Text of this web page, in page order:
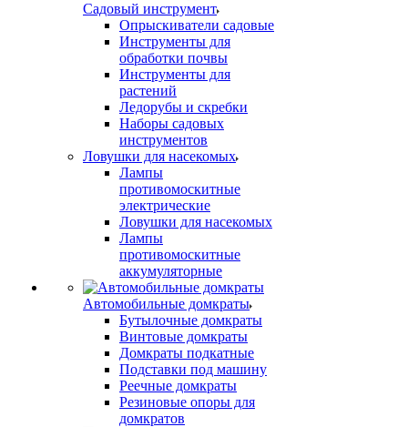
Садовый инструмент
Опрыскиватели садовые
Инструменты для
обработки почвы
Инструменты для
растений
Ледорубы и скребки
Наборы садовых
инструментов
Ловушки для насекомых
Лампы
противомоскитные
электрические
Ловушки для насекомых
Лампы
противомоскитные
аккумуляторные
Автомобильные домкраты
Бутылочные домкраты
Винтовые домкраты
Домкраты подкатные
Подставки под машину
Реечные домкраты
Резиновые опоры для
домкратов